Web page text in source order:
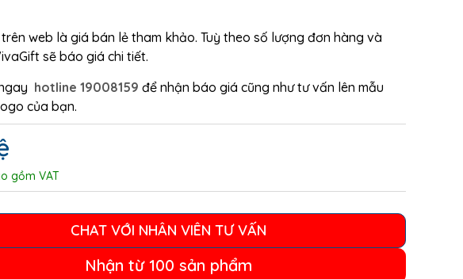
trên web là giá bán lẻ tham khảo. Tuỳ theo số lượng đơn hàng và
sẽ báo giá chi tiết.
hotline 19008159 để nhận báo giá cũng như tư vấn lên mẫu
của bạn.
gồm VAT
CHAT VỚI NHÂN VIÊN TƯ VẤN
Nhận từ 100 sản phẩm